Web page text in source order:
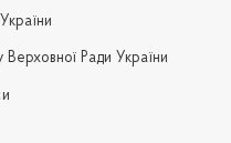
Ради України